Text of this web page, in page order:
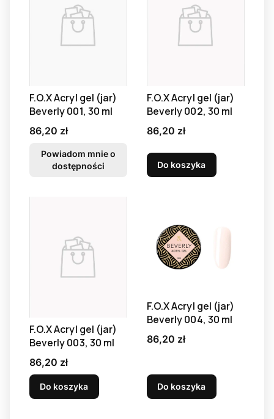
F.O.X Acryl gel (jar)
Beverly 001, 30 ml
Cena
86,20 zł
Powiadom mnie o
dostępności
F.O.X Acryl gel (jar)
Beverly 002, 30 ml
Cena
86,20 zł
Do koszyka
F.O.X Acryl gel (jar)
Beverly 003, 30 ml
Cena
86,20 zł
Do koszyka
F.O.X Acryl gel (jar)
Beverly 004, 30 ml
Cena
86,20 zł
Do koszyka